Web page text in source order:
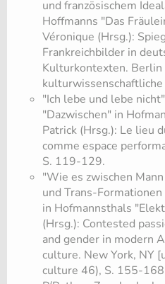
und französischem
Hoffmanns "Das
Véronique (Hrsg.):
Frankreichbilder in
Kulturkontexten.
​"Ich lebe und lebe
"Dazwischen" in
Patrick (Hrsg.): Le lieu
comme espace
S. 119-129.
​"Wie es zwischen
und Trans-
in Hofmannsthals
(Hrsg.): Contested
and gender in modern
culture. New York, NY
culture 46), S. 155-